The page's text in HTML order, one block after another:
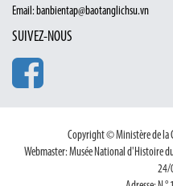
Email: banbientap@baotanglichsu.vn
SUIVEZ-NOUS
Copyright © Ministère de la
Webmaster: Musée National d'Histoire
24/